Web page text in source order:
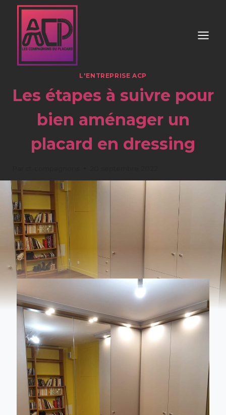
Aller
contenu
L'ENTREPRISE ACP
Les étapes à suivre pour
bien aménager un
placard en dressing